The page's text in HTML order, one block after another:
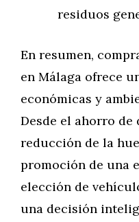
residuos
En resumen,
en Málaga ofrece
económicas y
Desde el ahorro de
reducción de la
promoción de una
elección de
una decisión